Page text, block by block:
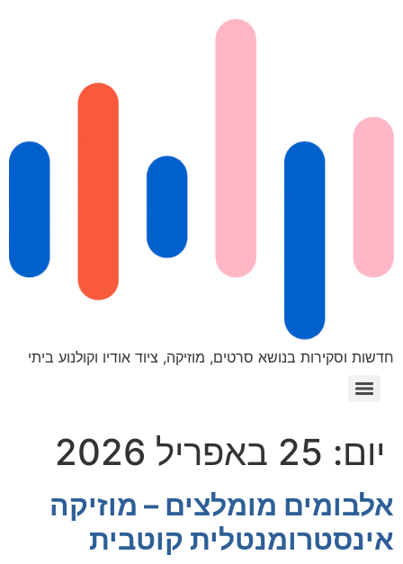
חדשות וסקירות בנושא סרטים, מוזיקה, ציוד אודיו וקולנוע ביתי
יום: 25 באפריל 2026
אלבומים מומלצים – מוזיקה
אינסטרומנטלית קוטבית